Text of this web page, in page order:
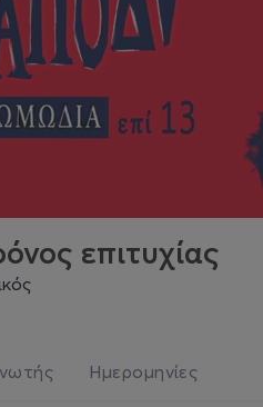
επιτυχίας
Ημερομηνίες